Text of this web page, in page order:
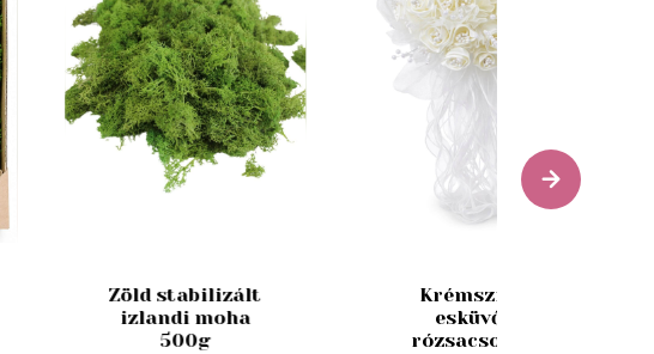
Zöld stabilizált
izlandi moha
500g
Krémszínű
esküvői
rózsacsokor